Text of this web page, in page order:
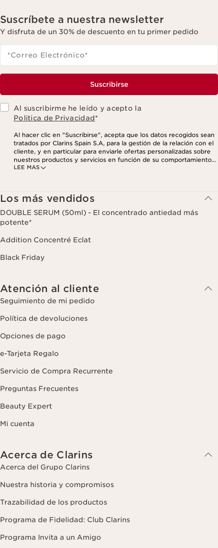
Suscríbete a nuestra newsletter
Y disfruta de un 30% de descuento en tu primer pedido
*Correo Electrónico*
Suscribirse
Al suscribirme he leído y acepto la
Politica de Privacidad*
LEE MAS
Al hacer clic en "Suscribirse", acepta que los datos recogidos sean
tratados por Clarins Spain S.A, para la gestión de la relación con el
cliente, y en particular para enviarle ofertas personalizadas sobre
nuestros productos y servicios en función de su comportamiento
de compra, sus hábitos y/o intereses, incluso mediante su
momento haciendo click en el enlace para darse de baja que
aparece en cada newsletter que reciba. Para más información
sobre la gestión de sus datos y sus derechos, consulte nuestra
Los más vendidos
DOUBLE SERUM (50ml) - El concentrado antiedad más
potente*
Addition Concentré Eclat
Black Friday
Atención al cliente
Seguimiento de mi pedido
Política de devoluciones
Opciones de pago
e-Tarjeta Regalo
Servicio de Compra Recurrente
Preguntas Frecuentes
Beauty Expert
Mi cuenta
Acerca de Clarins
Acerca del Grupo Clarins
Nuestra historia y compromisos
Trazabilidad de los productos
Programa de Fidelidad: Club Clarins
Programa Invita a un Amigo